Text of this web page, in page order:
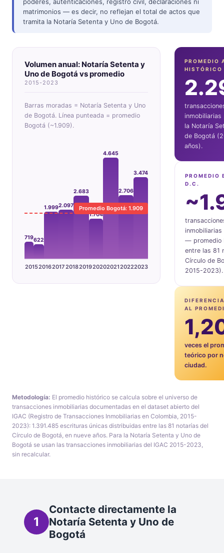
matrimonios — es decir, no reflejan el total de actos que
tramita la Notaría Setenta y Uno de Bogotá.
Volumen anual: Notaría Setenta y
Uno de Bogotá vs promedio
2015-2023
Barras moradas = Notaría Setenta y Uno
de Bogotá. Línea punteada = promedio
Bogotá (~1.909).
719622
1.9992.097
2.683
1.704
4.645
2.706
3.474
Promedio Bogotá: 1.909
201520162017201820192020202120222023
PROMEDIO
HISTÓRICO
inmobiliarias
la Notaría
de Bogotá
años).
PROMEDIO
D.C.
— promedio
entre las 81
Círculo de
2015-2023).
AL
veces el
teórico por
ciudad.
Metodología: El promedio histórico se calcula sobre el universo de
transacciones inmobiliarias documentadas en el dataset abierto del
IGAC (Registro de Transacciones Inmobiliarias en Colombia, 2015-
2023): 1.391.485 escrituras únicas distribuidas entre las 81 notarías del
Círculo de Bogotá, en nueve años. Para la Notaría Setenta y Uno de
Bogotá se usan las transacciones inmobiliarias del IGAC 2015-2023,
sin recalcular.
1
Contacte directamente la
Notaría Setenta y Uno de
Bogotá